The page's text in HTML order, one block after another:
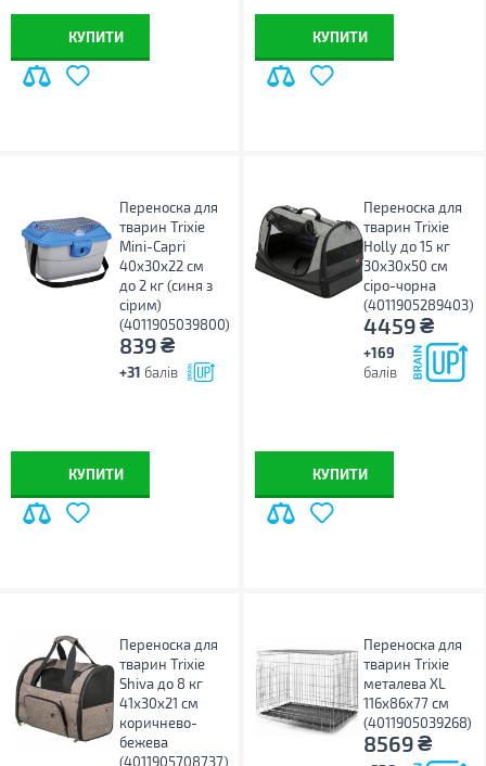
КУПИТИ КУПИТИ
Переноска для
тварин Trixie
Mini-Capri
40х30х22 см
до 2 кг (синя з
сірим)
(4011905039800)
839₴
+31 балів
КУПИТИ
Переноска для
тварин Trixie
Holly до 15 кг
30x30x50 см
сіро-чорна
(4011905289403)
4459₴
+169
балів
КУПИТИ
Переноска для
тварин Trixie
Shiva до 8 кг
41х30х21 см
коричнево-
бежева
(4011905708737)
Переноска для
тварин Trixie
металева XL
116х86х77 см
(4011905039268)
8569₴